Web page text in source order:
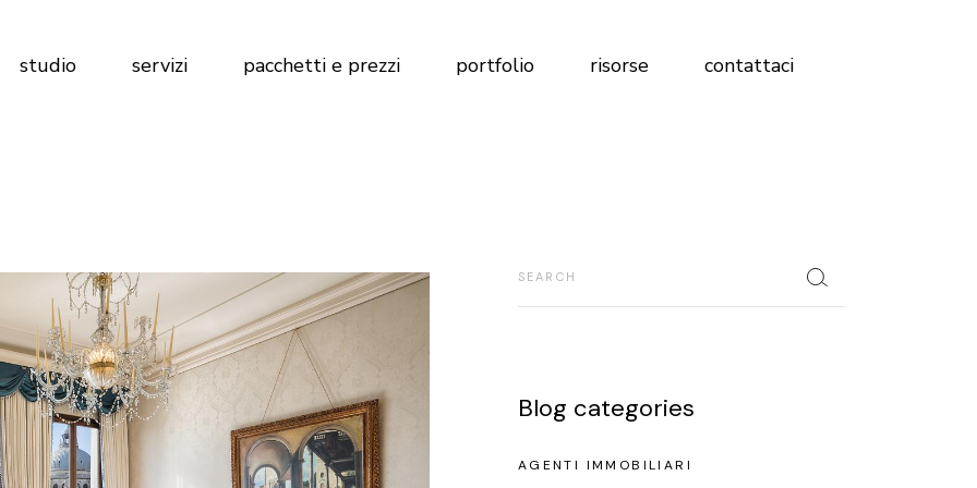
studio servizi
Marketing per Hotel
pacchetti e prezzi portfolio risorse
Libro marketing immobiliare 2026
contattaci
Blog categories
AGENTI IMMOBILIARI